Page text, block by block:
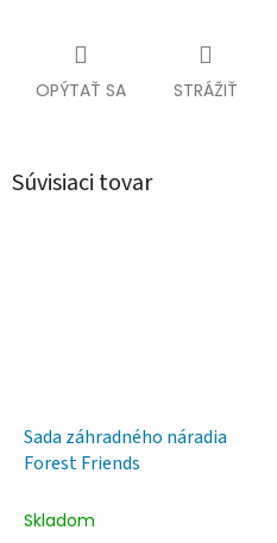
OPÝTAŤ SA STRÁŽIŤ
Súvisiaci tovar
Sada záhradného náradia
Forest Friends
Skladom